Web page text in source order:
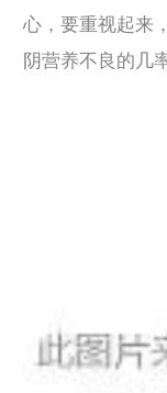
心，要重视起来
阴营养不良的几率